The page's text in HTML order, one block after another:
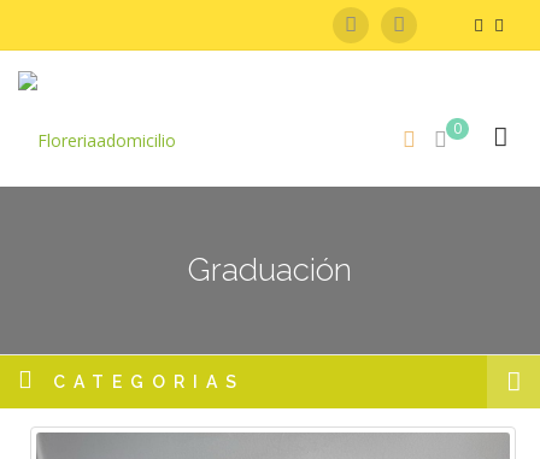
0
Graduación
CATEGORIAS